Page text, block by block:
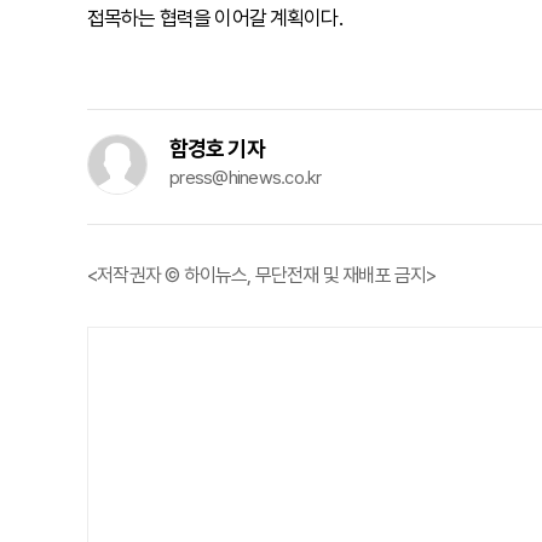
접목하는 협력을 이어갈 계획이다.
함경호 기자
press@hinews.co.kr
<저작권자 © 하이뉴스, 무단전재 및 재배포 금지>